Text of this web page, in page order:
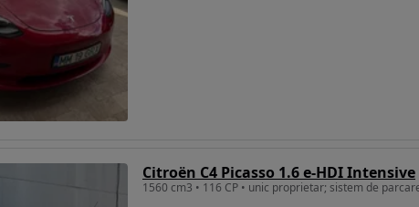
Citroën C4 Picasso 1.6 e-HDI Intensive